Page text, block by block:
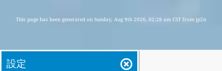
This page has been generated on Sunday, Aug 9th 2026, 02:28 am CST from jp2n
設定